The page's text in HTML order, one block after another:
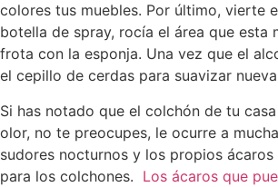
colores tus muebles. Por último, vierte
botella de spray, rocía el área que esta
frota con la esponja. Una vez que el
el cepillo de cerdas para suavizar
Si has notado que el colchón de tu
olor, no te preocupes, le ocurre a
sudores nocturnos y los propios ácaros
para los colchones. Los ácaros que